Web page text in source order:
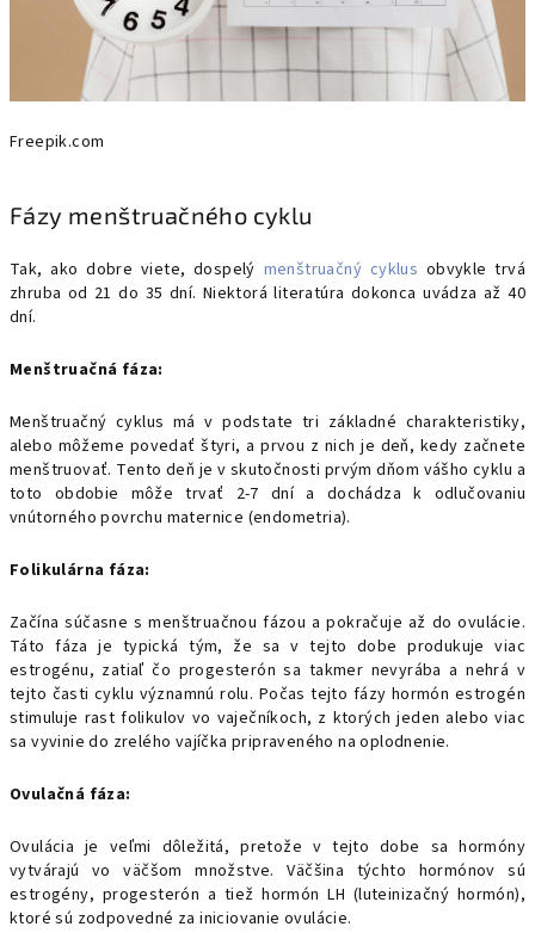
Freepik.com
Fázy menštruačného cyklu
Tak, ako dobre viete, dospelý menštruačný cyklus obvykle trvá
zhruba od 21 do 35 dní. Niektorá literatúra dokonca uvádza až 40
dní.
Menštruačná fáza:
Menštruačný cyklus má v podstate tri základné charakteristiky,
alebo môžeme povedať štyri, a prvou z nich je deň, kedy začnete
menštruovať. Tento deň je v skutočnosti prvým dňom vášho cyklu a
toto obdobie môže trvať 2-7 dní a dochádza k odlučovaniu
vnútorného povrchu maternice (endometria).
Folikulárna fáza:
Začína súčasne s menštruačnou fázou a pokračuje až do ovulácie.
Táto fáza je typická tým, že sa v tejto dobe produkuje viac
estrogénu, zatiaľ čo progesterón sa takmer nevyrába a nehrá v
tejto časti cyklu významnú rolu. Počas tejto fázy hormón estrogén
stimuluje rast folikulov vo vaječníkoch, z ktorých jeden alebo viac
sa vyvinie do zrelého vajíčka pripraveného na oplodnenie.
Ovulačná fáza:
Ovulácia je veľmi dôležitá, pretože v tejto dobe sa hormóny
vytvárajú vo väčšom množstve. Väčšina týchto hormónov sú
estrogény, progesterón a tiež hormón LH (luteinizačný hormón),
ktoré sú zodpovedné za iniciovanie ovulácie.